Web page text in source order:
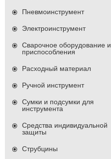
Пневмоинструмент
Электроинструмент
Сварочное оборудование и
приспособления
Расходный материал
Ручной инструмент
Сумки и подсумки для
инструмента
Средства индивидуальной
защиты
Струбцины